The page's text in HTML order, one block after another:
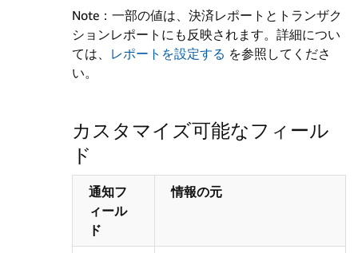
Note：一部の値は、決済レポートとトランザク
ションレポートにも反映されます。詳細につい
ては、 レポートを設定する を参照してくださ
い。
カスタマイズ可能なフィール
ド
通知フ
ィール
ド
情報の元